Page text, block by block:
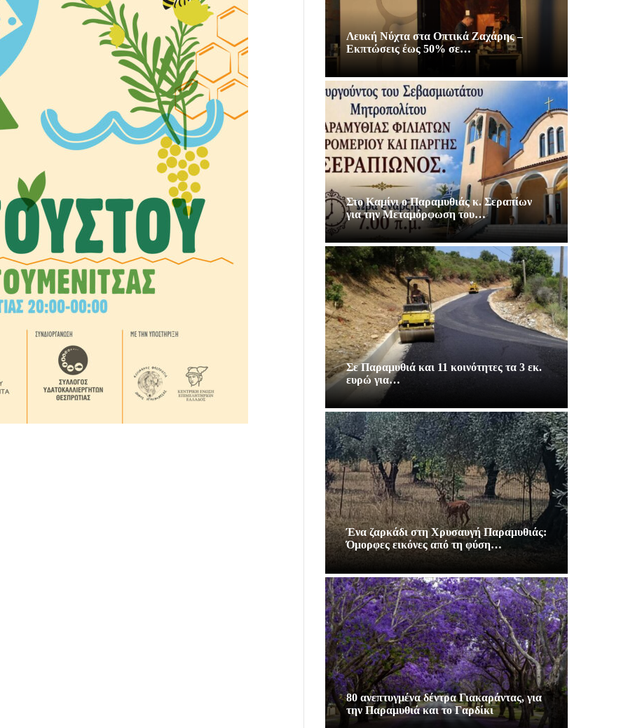
Λευκή Νύχτα στα Οπτικά Ζαχάρης –
Εκπτώσεις έως 50% σε…
Στο Καμίνι ο Παραμυθιάς κ. Σεραπίων
για την Μεταμόρφωση του…
Σε Παραμυθιά και 11 κοινότητες τα 3 εκ.
ευρώ για…
Ένα ζαρκάδι στη Χρυσαυγή Παραμυθιάς:
Όμορφες εικόνες από τη φύση…
80 ανεπτυγμένα δέντρα Γιακαράντας, για
την Παραμυθιά και το Γαρδίκι